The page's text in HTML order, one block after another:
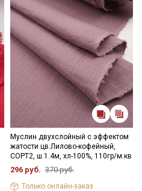
Муслин двухслойный с эффектом
жатости цв.Лилово-кофейный,
СОРТ2, ш.1.4м, хл-100%, 110гр/м.кв
296 руб. 370 руб.
Только онлайн-заказ